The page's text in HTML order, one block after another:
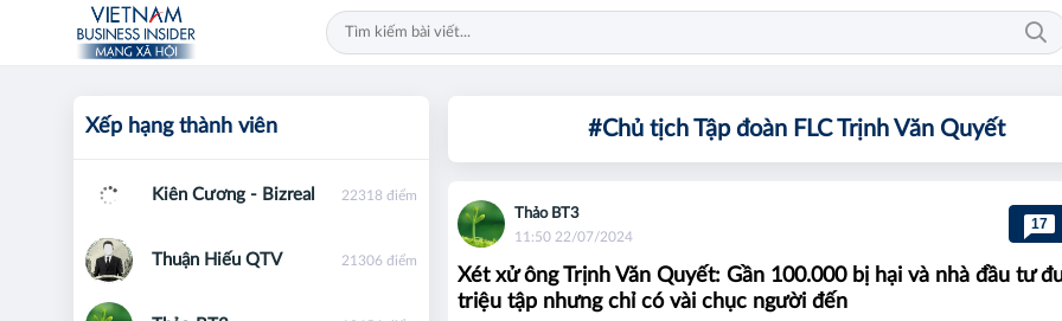
#Chủ tịch Tập đoàn FLC Trịnh Văn Quyết
Thảo BT3
11:50 22/07/2024
17
Xét xử ông Trịnh Văn Quyết: Gần 100.000 bị hại và nhà đầu tư
triệu tập nhưng chỉ có vài chục người đến
Xếp hạng thành viên
Kiên Cương - Bizreal 22318 điểm
Thuận Hiếu QTV 21306 điểm